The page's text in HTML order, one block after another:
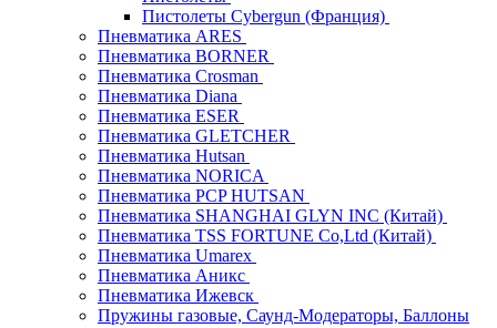
Пистолеты Cybergun (Франция)
Пневматика ARES
Пневматика BORNER
Пневматика Crosman
Пневматика Diana
Пневматика ESER
Пневматика GLETCHER
Пневматика Hutsan
Пневматика NORICA
Пневматика PCP HUTSAN
Пневматика SHANGHAI GLYN INC (Китай)
Пневматика TSS FORTUNE Co,Ltd (Китай)
Пневматика Umarex
Пневматика Аникс
Пневматика Ижевск
Пружины газовые, Саунд-Модераторы, Баллоны